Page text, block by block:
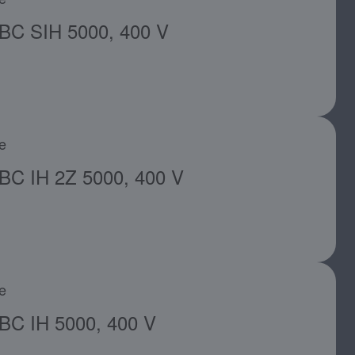
SIH 5000, 400 V
IH 2Z 5000, 400 V
IH 5000, 400 V